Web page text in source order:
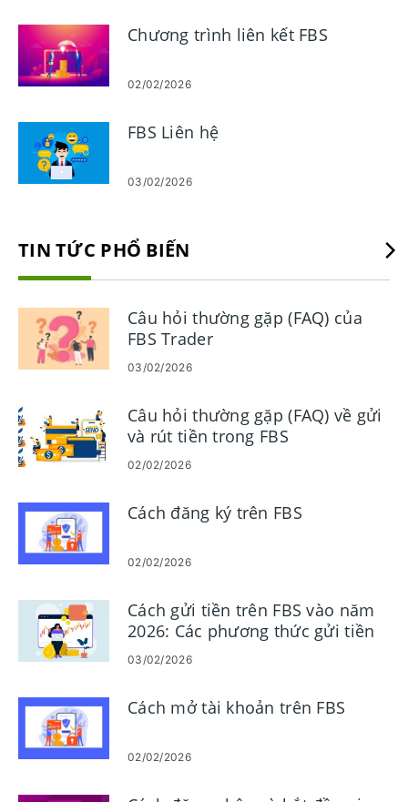
Chương trình liên kết FBS
02/02/2026
FBS Liên hệ
03/02/2026
TIN TỨC PHỔ BIẾN
Câu hỏi thường gặp (FAQ) của
FBS Trader
03/02/2026
Câu hỏi thường gặp (FAQ) về gửi
và rút tiền trong FBS
02/02/2026
Cách đăng ký trên FBS
02/02/2026
Cách gửi tiền trên FBS vào năm
2026: Các phương thức gửi tiền
có sẵn, phí, số tiền tối thiểu và
thời gian xử lý
03/02/2026
Cách mở tài khoản trên FBS
02/02/2026